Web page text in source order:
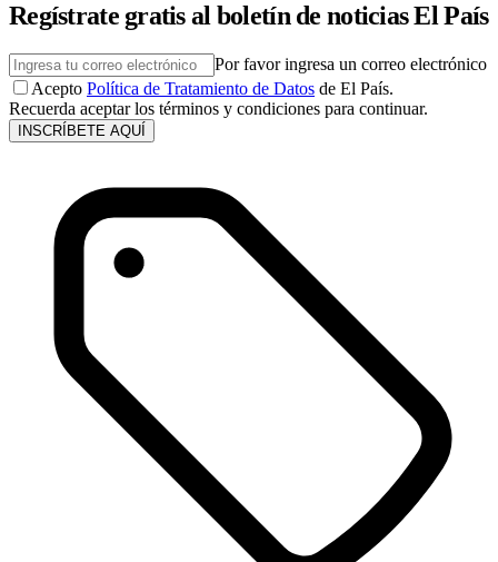
Regístrate gratis al boletín de noticias El País
Por favor ingresa un correo electrónico
Acepto Política de Tratamiento de Datos de El País.
Recuerda aceptar los términos y condiciones para continuar.
INSCRÍBETE AQUÍ